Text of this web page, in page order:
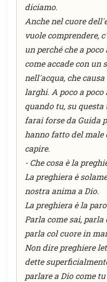
diciamo.
Anche nel cuore
vuole comprendere,
un perché che a
come accade con un
nell'acqua, che
larghi. A poco a
quando tu, su
farai forse da Guida
hanno fatto del male
capire.
- Che cosa è la
La preghiera è
nostra anima a Dio.
La preghiera è la
Parla come sai,
parla col cuore in
Non dire preghiere
dette
parlare a Dio come